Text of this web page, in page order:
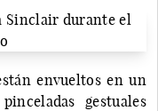
envueltos en un
gestuales